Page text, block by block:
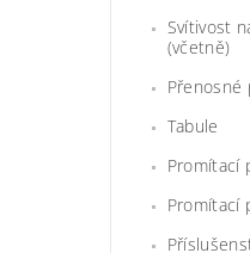
Svítivost
(včetně)
Přenosné
Tabule
Promítací
Promítací